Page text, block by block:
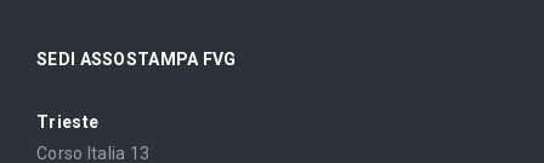
SEDI ASSOSTAMPA FVG
Trieste
Corso Italia 13